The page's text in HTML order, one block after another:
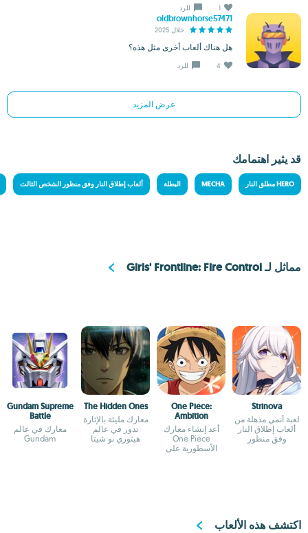
1 للرد
oldbrownhorse57471
خلال 2025
هل هناك ألعاب أخرى مثل هذه؟
4 للرد
عرض المزيد
قد يثير اهتمامك
مطلق النار HERO MECHA البطلة ألعاب إطلاق النار وفق منظور الشخص الثالث
مماثل لـ Girls' Frontline: Fire Control
Strinova
لعبة أنمي مذهلة من
ألعاب إطلاق النار
وفق منظور
One Piece:
Ambition
أعد إنشاء معارك
One Piece
الأسطورية على
The Hidden Ones
معارك مليئة بالإثارة
تدور في عالم
هيتوري نو شيتا
Gundam Supreme
Battle
معارك في عالم
Gundam
اكتشف هذه الألعاب